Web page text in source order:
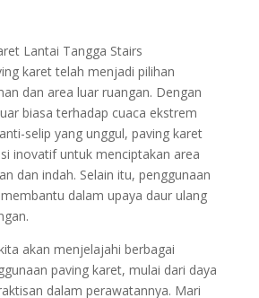
karet telah menjadi pilihan
dan area luar ruangan. Dengan
biasa terhadap cuaca ekstrem
selip yang unggul, paving karet
inovatif untuk menciptakan area
dan indah. Selain itu, penggunaan
dalam upaya daur ulang
akan menjelajahi berbagai
paving karet, mulai dari daya
dalam perawatannya. Mari